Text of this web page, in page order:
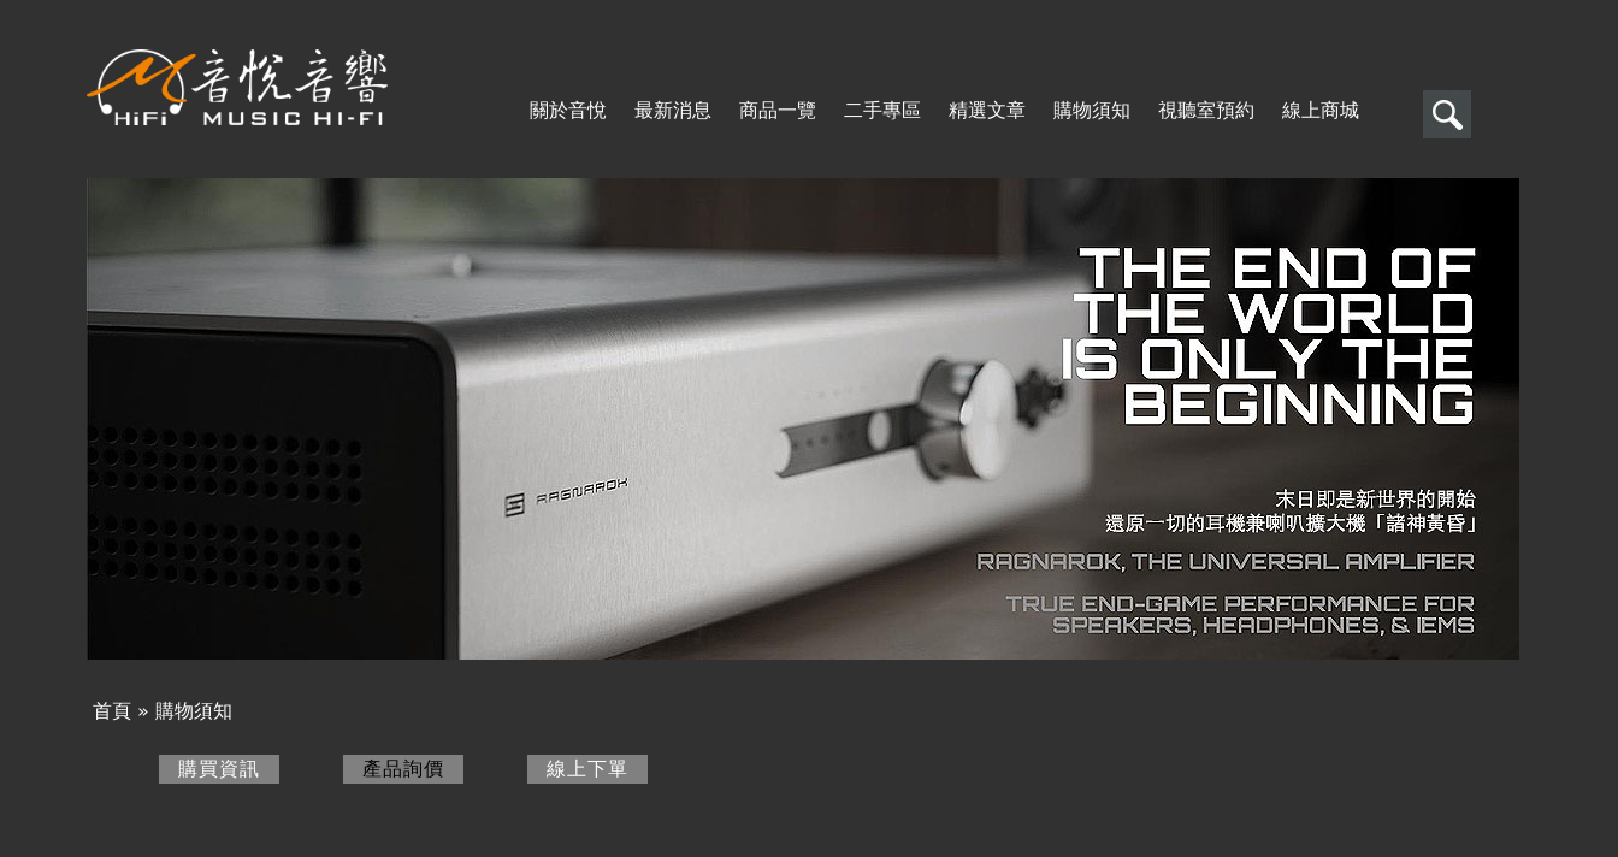
關於音悅 最新消息 商品一覽 二手專區 精選文章 購物須知 視聽室預約 線上商城
搜
表
單
搜
尋
商品一覽
二手專區
產品詢價
視聽室預約
首頁 » 購物須知
購買資訊 產品詢價 (作用中頁籤)線上下單